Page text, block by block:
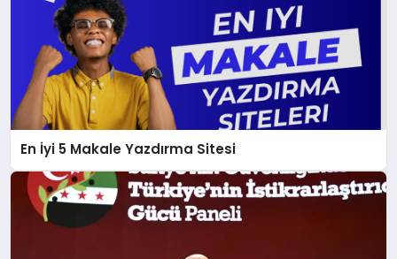
En İyi 5 Makale Yazdırma Sitesi